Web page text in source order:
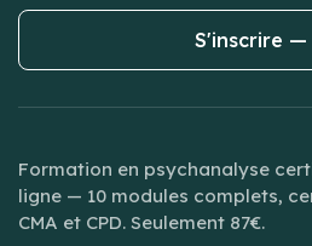
S'inscrire —
Formation en psychanalyse
ligne — 10 modules complets,
CMA et CPD. Seulement 87€.